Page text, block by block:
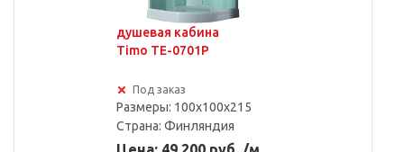
душевая кабина
Timo TE-0701P
Под заказ
Размеры: 100x100x215
Страна: Финляндия